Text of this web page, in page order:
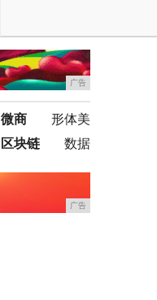
广告
微商
形体美
区块链
数据
广告